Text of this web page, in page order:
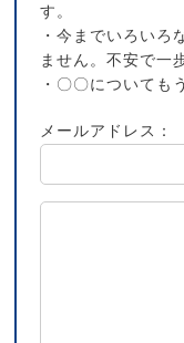
す。
・今までいろいろ
ません。不安で一
・〇〇についても
メールアドレス：